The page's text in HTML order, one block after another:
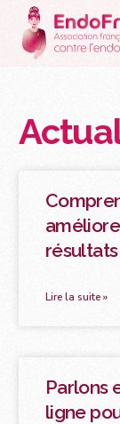
principal
résultats
Lire la suite »
Parlons
ligne